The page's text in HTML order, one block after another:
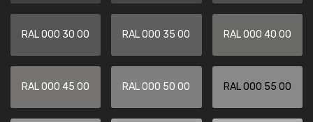
RAL 000 30 00 RAL 000 35 00 RAL 000 40 00
RAL 000 45 00 RAL 000 50 00 RAL 000 55 00